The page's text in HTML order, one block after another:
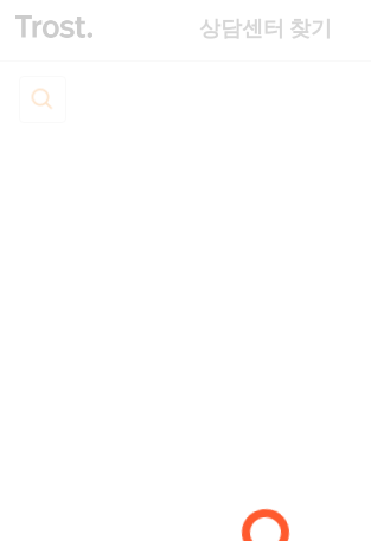
상담센터 찾기